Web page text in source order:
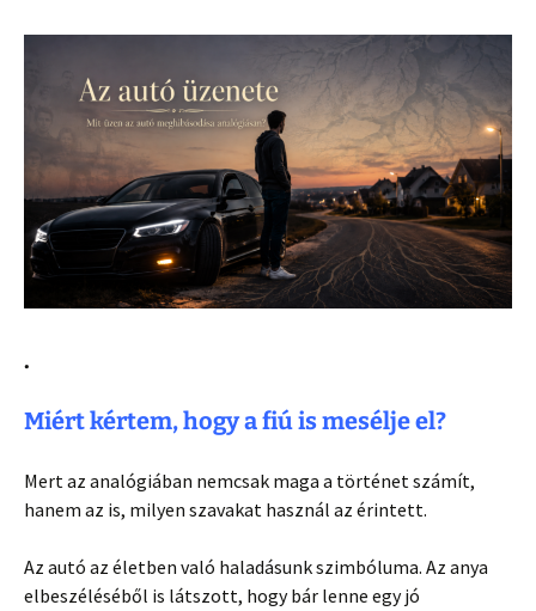
.
Miért kértem, hogy a fiú is mesélje el?
Mert az analógiában nemcsak maga a történet számít,
hanem az is, milyen szavakat használ az érintett.
Az autó az életben való haladásunk szimbóluma. Az anya
elbeszéléséből is látszott, hogy bár lenne egy jó